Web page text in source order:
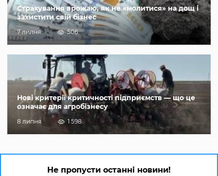
Страхування врожаю, як не «молитися» на дощ і
захистити свій бізнес
7 липня 506
Нові критерії критичності підприємств — що це
означає для агробізнесу
8 липня 1 598
Не пропусти останні новини!